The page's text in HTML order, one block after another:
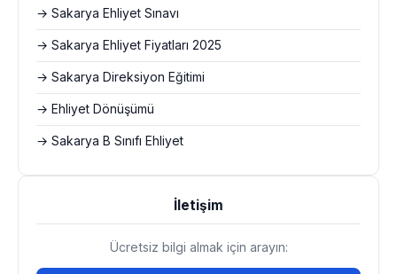
→ Sakarya Ehliyet Sınavı
→ Sakarya Ehliyet Fiyatları 2025
→ Sakarya Direksiyon Eğitimi
→ Ehliyet Dönüşümü
→ Sakarya B Sınıfı Ehliyet
İletişim
Ücretsiz bilgi almak için arayın: